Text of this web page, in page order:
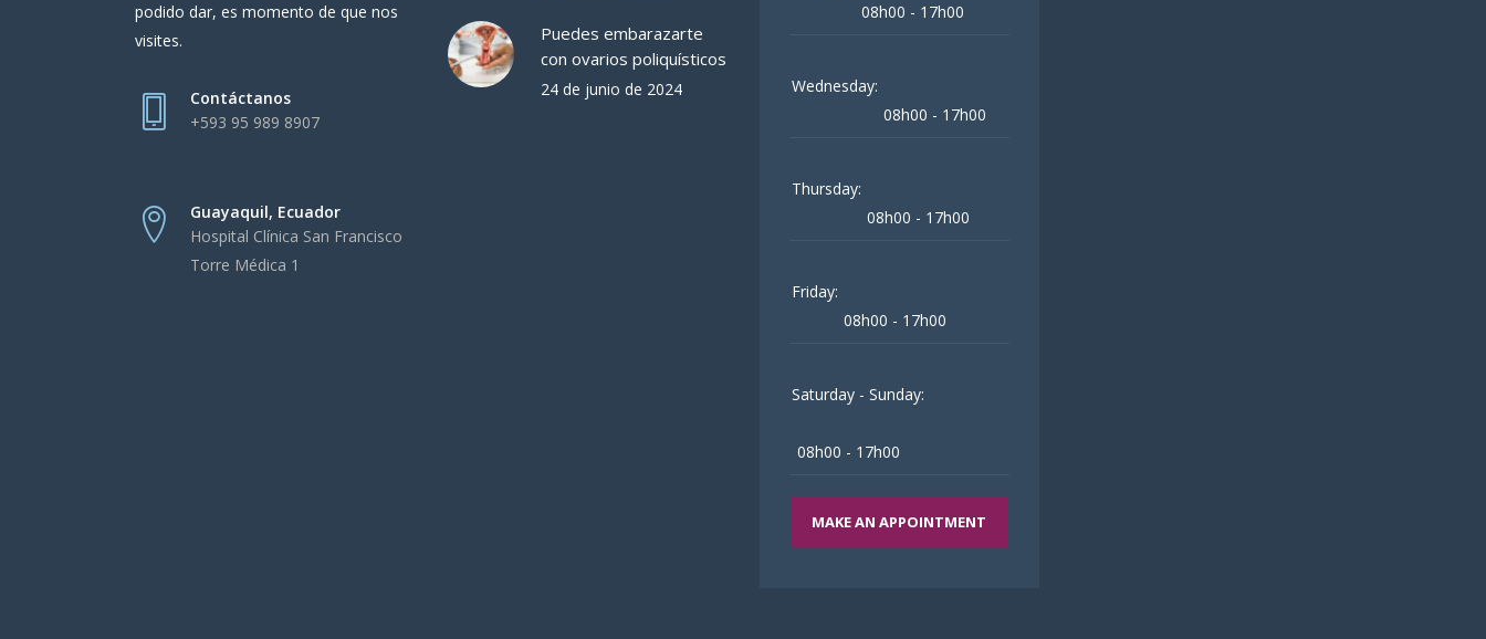
podido dar, es momento de que nos
visites.
Contáctanos
+593 95 989 8907
Guayaquil, Ecuador
Hospital Clínica San Francisco
Torre Médica 1
Puedes embarazarte
con ovarios poliquísticos
24 de junio de 2024
08h00 - 17h00
Wednesday:
08h00 - 17h00
Thursday:
08h00 - 17h00
Friday:
08h00 - 17h00
Saturday - Sunday:
08h00 - 17h00
MAKE AN APPOINTMENT